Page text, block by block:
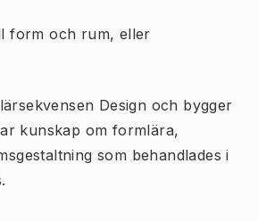
form och rum, eller
Design och bygger
kunskap om formlära,
som behandlades i